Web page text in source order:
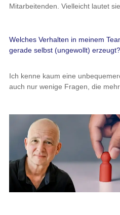
Mitarbeitenden. Vielleicht lautet
Welches Verhalten in meinem
gerade selbst (ungewollt) erzeugt?
Ich kenne kaum eine
auch nur wenige Fragen, die